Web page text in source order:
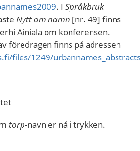
. I Språkbruk
Nytt om namn [nr. 49] finns
Ainiala om konferensen.
föredragen finns på adressen
files/1249/
torp-navn er nå i trykken.